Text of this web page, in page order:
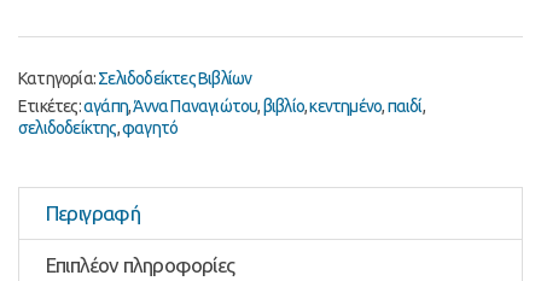
Κατηγορία:Σελιδοδείκτες Βιβλίων
Ετικέτες:αγάπη,Άννα Παναγιώτου,βιβλίο,κεντημένο,παιδί,
σελιδοδείκτης,φαγητό
Περιγραφή
Επιπλέον πληροφορίες